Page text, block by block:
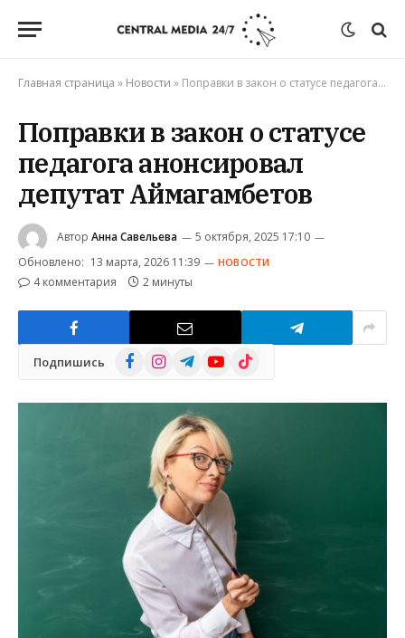
Главная страница » Новости » Поправки в закон о статусе педагога анонсировал депутат Аймагамбетов
Поправки в закон о статусе
педагога анонсировал
депутат Аймагамбетов
Автор Анна Савельева
5 октября, 2025 17:10
Обновлено: 13 марта, 2026 11:39 НОВОСТИ
4 комментария 2 минуты
Подпишись FacebookInstagramTelegramYouTube
TikTok